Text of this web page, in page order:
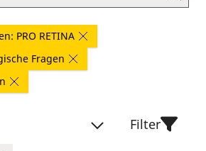
PRO RETINA
Fragen
Filter